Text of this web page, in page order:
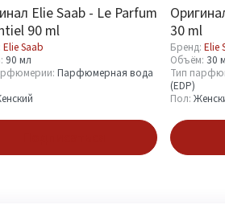
Elie Saab - Le Parfum
90 ml
Elie Saab
90 мл
Парфюмерная вода
30 ml
Бренд: Elie
Объём: 30
Тип
(EDP)
Пол: